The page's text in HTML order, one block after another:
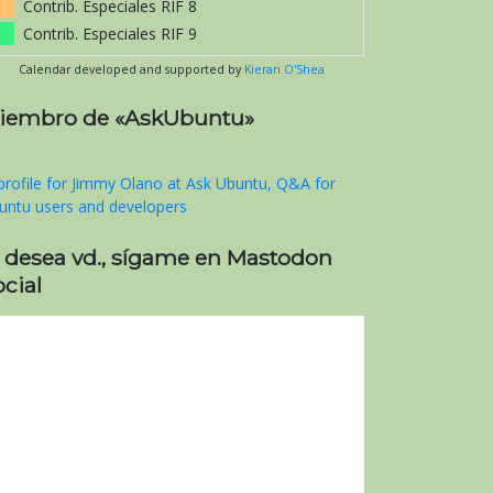
Contrib. Especiales RIF 8
Contrib. Especiales RIF 9
Calendar developed and supported by Kieran O'Shea
de «AskUbuntu»
desea vd., sígame en Mastodon